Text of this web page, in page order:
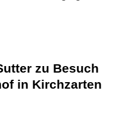
zu Besuch
in Kirchzarten